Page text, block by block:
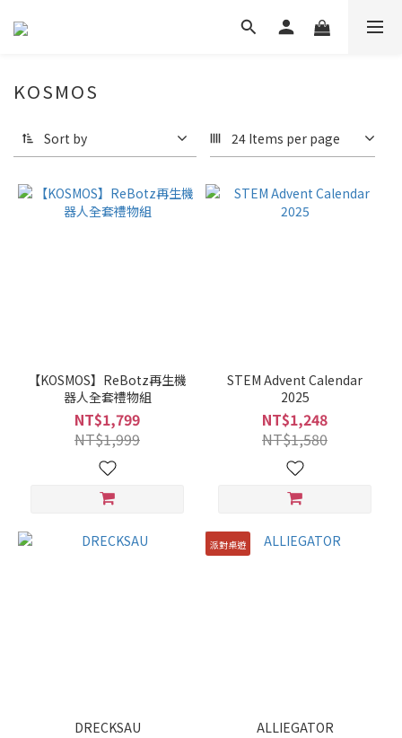
KOSMOS
Sort by 24 Items per page
【KOSMOS】ReBotz再生機
器人全套禮物組
NT$1,799
NT$1,999
STEM Advent Calendar
2025
NT$1,248
NT$1,580
DRECKSAU
派對桌遊
ALLIEGATOR